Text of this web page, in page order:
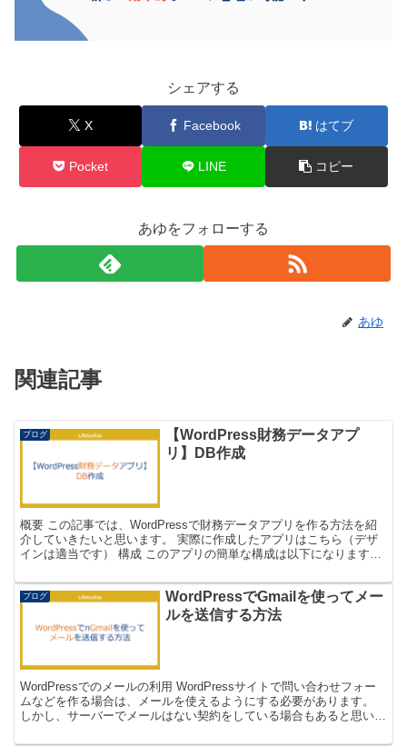
シェアする
X Facebook はてブ
Pocket LINE コピー
あゆをフォローする
あゆ
関連記事
ブログ
【WordPress財務データアプ
リ】DB作成
概要 この記事では、WordPressで財務データアプリを作る方法を紹
介していきたいと思います。 実際に作成したアプリはこちら（デザ
インは適当です） 構成 このアプリの簡単な構成は以下になります。
ブログ
WordPressでGmailを使ってメー
ルを送信する方法
WordPressでのメールの利用 WordPressサイトで問い合わせフォー
ムなどを作る場合は、メールを使えるようにする必要があります。
しかし、サーバーでメールはない契約をしている場合もあると思いま